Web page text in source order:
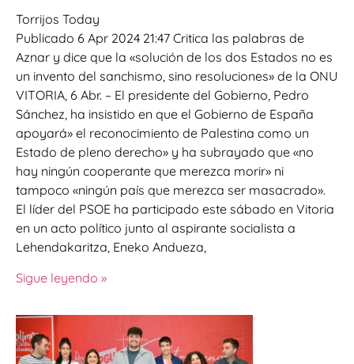
Torrijos Today
Publicado 6 Apr 2024 21:47 Critica las palabras de
Aznar y dice que la «solución de los dos Estados no es
un invento del sanchismo, sino resoluciones» de la ONU
VITORIA, 6 Abr. – El presidente del Gobierno, Pedro
Sánchez, ha insistido en que el Gobierno de España
apoyará» el reconocimiento de Palestina como un
Estado de pleno derecho» y ha subrayado que «no
hay ningún cooperante que merezca morir» ni
tampoco «ningún país que merezca ser masacrado».
El líder del PSOE ha participado este sábado en Vitoria
en un acto político junto al aspirante socialista a
Lehendakaritza, Eneko Andueza,
Sigue leyendo »